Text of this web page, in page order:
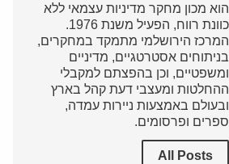
הוא מכון מחקר מדיניות עצמאי ללא
כוונת רווח, הפעיל משנת 1976.
המרכז הירושלמי מתמקד במחקרים,
בניתוחים אסטרטגיים, מדיניים
ומשפטיים, וכן בהפצתם למקבלי
ההחלטות ומעצבי דעת קהל בארץ
ובעולם באמצעות ניירות עמדה,
ספרים ופרסומים.
All Posts